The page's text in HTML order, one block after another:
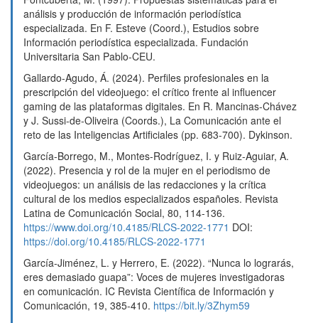
análisis y producción de información periodística
especializada. En F. Esteve (Coord.), Estudios sobre
Información periodística especializada. Fundación
Universitaria San Pablo-CEU.
Gallardo-Agudo, Á. (2024). Perfiles profesionales en la
prescripción del videojuego: el crítico frente al influencer
gaming de las plataformas digitales. En R. Mancinas-Chávez
y J. Sussi-de-Oliveira (Coords.), La Comunicación ante el
reto de las Inteligencias Artificiales (pp. 683-700). Dykinson.
García-Borrego, M., Montes-Rodríguez, I. y Ruiz-Aguiar, A.
(2022). Presencia y rol de la mujer en el periodismo de
videojuegos: un análisis de las redacciones y la crítica
cultural de los medios especializados españoles. Revista
Latina de Comunicación Social, 80, 114-136.
https://www.doi.org/10.4185/RLCS-2022-1771 DOI:
https://doi.org/10.4185/RLCS-2022-1771
García-Jiménez, L. y Herrero, E. (2022). “Nunca lo lograrás,
eres demasiado guapa”: Voces de mujeres investigadoras
en comunicación. IC Revista Científica de Información y
Comunicación, 19, 385-410. https://bit.ly/3Zhym59